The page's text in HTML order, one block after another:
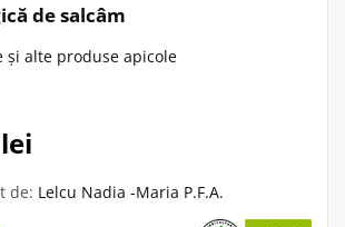
de salcâm
și alte produse apicole
de: Lelcu Nadia -Maria P.F.A.